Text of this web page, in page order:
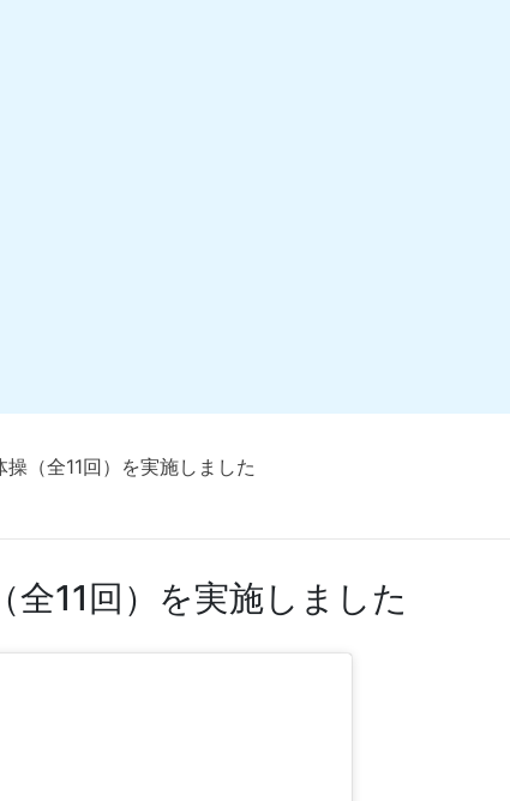
（全11回）を実施しました
全11回）を実施しました